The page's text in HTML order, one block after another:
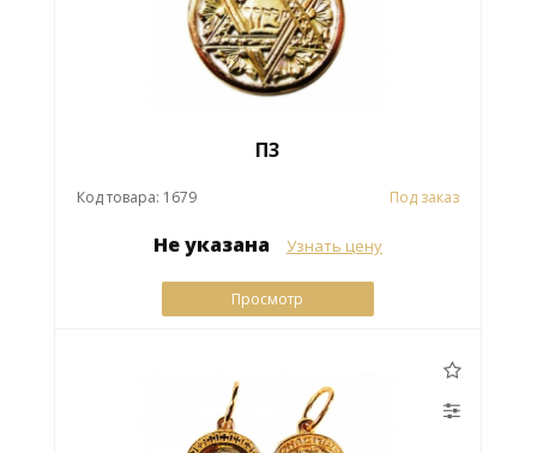
П3
Код товара: 1679 Под заказ
Не указана Узнать цену
Просмотр